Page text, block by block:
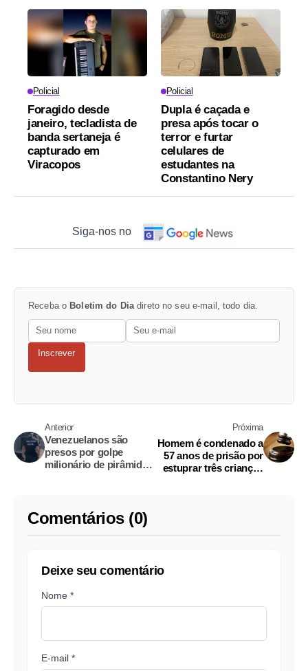
Policial
Foragido desde
janeiro, tecladista de
banda sertaneja é
capturado em
Viracopos
Policial
Dupla é caçada e
presa após tocar o
terror e furtar
celulares de
estudantes na
Constantino Nery
Siga-nos no
Receba o Boletim do Diadireto no seu e-mail, todo dia.
Inscrever
Anterior
Venezuelanos são
presos por golpe
milionário de pirâmide
Próxima
Homem é condenado a
57 anos de prisão por
estuprar três crianças
Comentários (0)
Deixe seu comentário
Nome *
E-mail *